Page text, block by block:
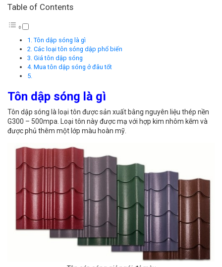
Table of Contents
Tôn dập sóng là gì
Các loại tôn sóng dập phổ biến
Giá tôn dập sóng
Mua tôn dập sóng ở đâu tốt
Tôn dập sóng là gì
Tôn dập sóng là loại tôn được sản xuất bằng nguyên liệu thép nền
G300 – 500mpa. Loại tôn này được mạ với hợp kim nhôm kẽm và
được phủ thêm một lớp màu hoàn mỹ.